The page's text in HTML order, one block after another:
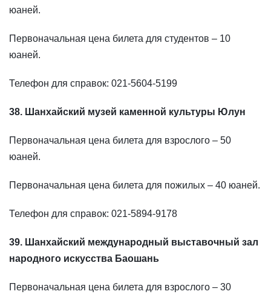
юаней.
Первоначальная цена билета для студентов – 10
юаней.
Телефон для справок: 021-5604-5199
38. Шанхайский музей каменной культуры Юлун
Первоначальная цена билета для взрослого – 50
юаней.
Первоначальная цена билета для пожилых – 40 юаней.
Телефон для справок: 021-5894-9178
39. Шанхайский международный выставочный зал
народного искусства Баошань
Первоначальная цена билета для взрослого – 30